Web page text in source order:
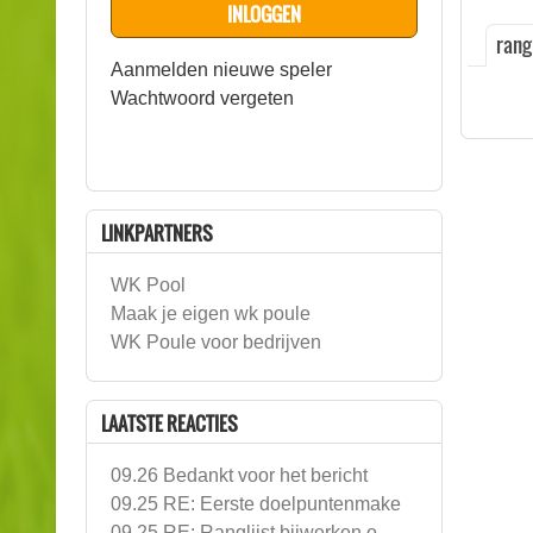
Aanmelden nieuwe speler
Wachtwoord vergeten
LINKPARTNERS
WK Pool
Maak je eigen wk poule
WK Poule voor bedrijven
LAATSTE REACTIES
09.26 Bedankt voor het bericht
09.25 RE: Eerste doelpuntenmake